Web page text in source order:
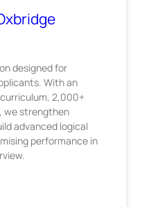
designed for
With an
2,000+
we strengthen
advanced logical
performance in